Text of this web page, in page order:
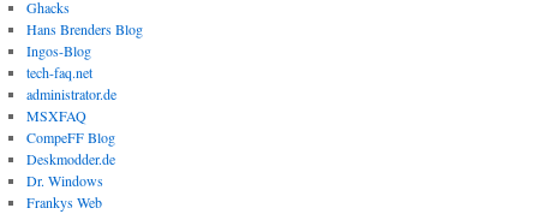
Ghacks
Hans Brenders Blog
Ingos-Blog
tech-faq.net
administrator.de
MSXFAQ
CompeFF Blog
Deskmodder.de
Dr. Windows
Frankys Web